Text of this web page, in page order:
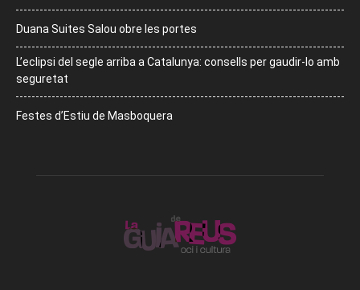
Duana Suites Salou obre les portes
L’eclipsi del segle arriba a Catalunya: consells per gaudir-lo amb
seguretat
Festes d’Estiu de Masboquera